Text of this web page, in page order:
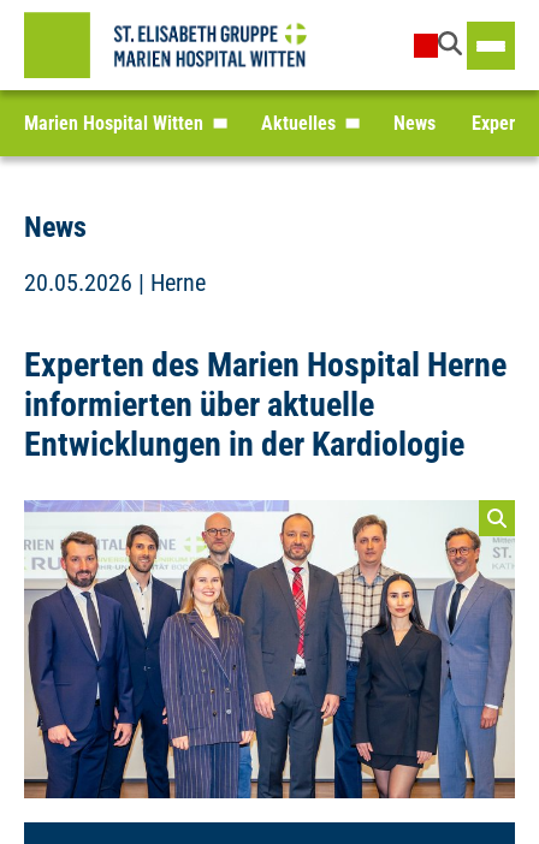
Marien Hospital Witten Aktuelles News
News
20.05.2026 | Herne
Experten des Marien Hospital Herne
informierten über aktuelle
Entwicklungen in der Kardiologie